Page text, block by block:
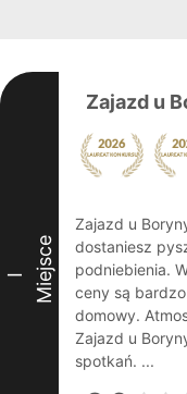
I Miejsce
Zajazd u
Zajazd u
dostaniesz
podniebienia.
ceny są
domowy.
Zajazd u
spotkań. ...